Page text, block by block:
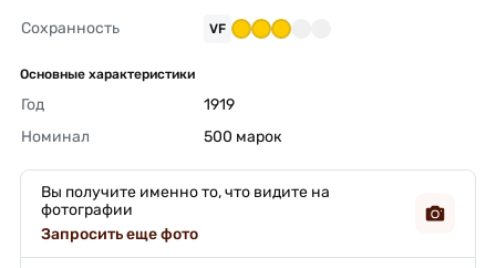
Сохранность VF
Основные характеристики
Год
1919
Номинал
500 марок
Вы получите именно то, что видите на
фотографии
Запросить еще фото